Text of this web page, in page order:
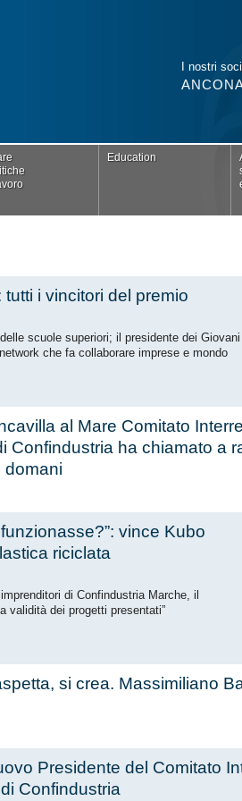
I nostri
Education
i vincitori del premio
scuole superiori; il presidente dei Giovani
che fa collaborare imprese e mondo
al Mare Comitato
Confindustria ha chiamato a
domani
vince Kubo
riciclata
di Confindustria Marche, il
validità dei progetti presentati”
si crea. Massimiliano
Presidente del Comitato
Confindustria